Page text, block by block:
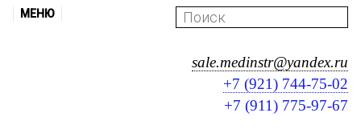
МЕНЮ
sale.medinstr@yandex.ru
+7 (921) 744-75-02
+7 (911) 775-97-67